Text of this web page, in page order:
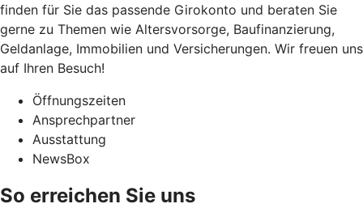
finden für Sie das passende Girokonto und beraten Sie
gerne zu Themen wie Altersvorsorge, Baufinanzierung,
Geldanlage, Immobilien und Versicherungen. Wir freuen uns
auf Ihren Besuch!
Öffnungszeiten
Ansprechpartner
Ausstattung
NewsBox
So erreichen Sie uns